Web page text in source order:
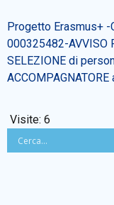
Progetto Erasmus+
000325482-AVVISO
SELEZIONE di
ACCOMPAGNATORE
Visite: 6